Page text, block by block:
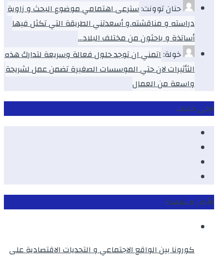
حنان توونت:سترعى اهتمامي موضوع البحث و زاوية
دراسته و مناقشته.و أسعدتني الطريقة التي تكثل فيها
أساتذة و باحثون من مختلف البلاد…
خولة:اتمني ان توجد حلول فعالة وسريعة لتدارك هذه
الثأثيرات لان حتي الموسسات الصغيرة تضمن عمل لشريحة
واسعة من العمال
ابقى متصلا
الأكثر مشاهدة
كورونا بين الواقع الاجتماعي و التحديات الاقتصادية على